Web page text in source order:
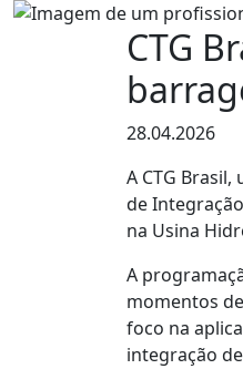
CTG
28.04.2026
A CTG
de
na Usina
A
momentos
foco na
integração